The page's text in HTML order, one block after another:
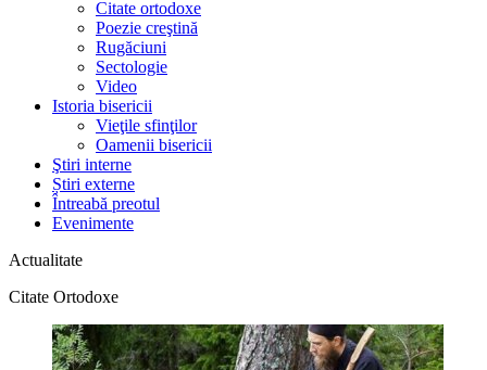
Citate ortodoxe
Poezie creştină
Rugăciuni
Sectologie
Video
Istoria bisericii
Vieţile sfinţilor
Oamenii bisericii
Ştiri interne
Știri externe
Întreabă preotul
Evenimente
Actualitate
Citate Ortodoxe